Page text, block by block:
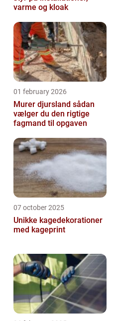
varme og kloak
01 february 2026
Murer djursland sådan
vælger du den rigtige
fagmand til opgaven
07 october 2025
Unikke kagedekorationer
med kageprint